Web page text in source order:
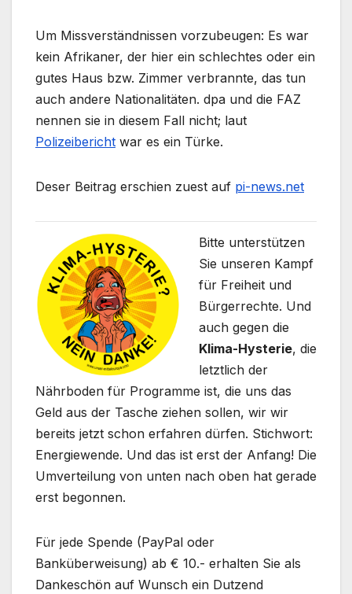
Um Missverständnissen vorzubeugen: Es war
kein Afrikaner, der hier ein schlechtes oder ein
gutes Haus bzw. Zimmer verbrannte, das tun
auch andere Nationalitäten. dpa und die FAZ
nennen sie in diesem Fall nicht; laut
Polizeibericht war es ein Türke.
Deser Beitrag erschien zuest auf pi-news.net
Bitte unterstützen
Sie unseren Kampf
für Freiheit und
Bürgerrechte. Und
auch gegen die
Klima-Hysterie, die
letztlich der
Nährboden für Programme ist, die uns das
Geld aus der Tasche ziehen sollen, wir wir
bereits jetzt schon erfahren dürfen. Stichwort:
Energiewende. Und das ist erst der Anfang! Die
Umverteilung von unten nach oben hat gerade
erst begonnen.
Für jede Spende (PayPal oder
Banküberweisung) ab € 10.- erhalten Sie als
Dankeschön auf Wunsch ein Dutzend